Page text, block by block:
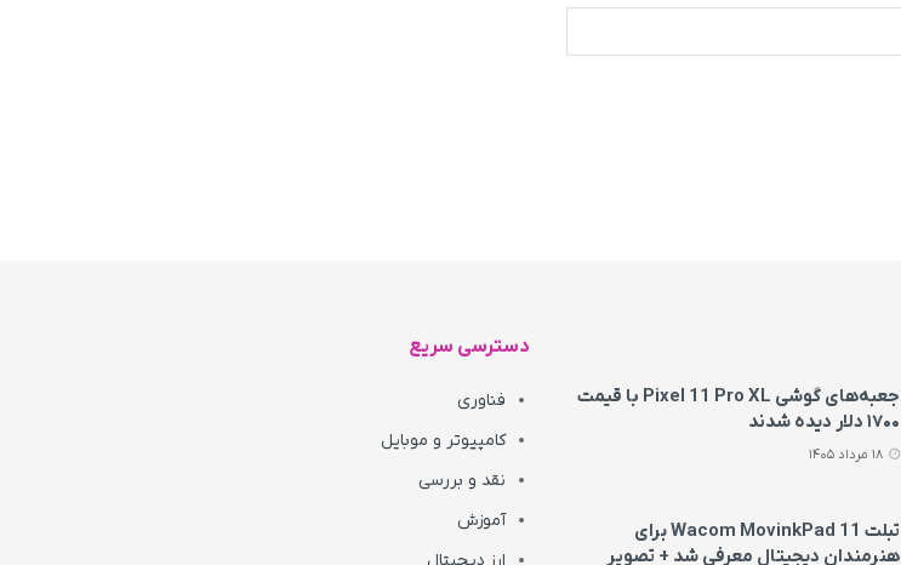
جعبه‌های گوشی Pixel 11 Pro XL با قیمت
۱۷۰۰ دلار دیده شدند
تبلت Wacom MovinkPad 11 برای
هنرمندان دیجیتال معرفی شد + تصویر
دسترسی سریع
فناوری
کامپیوتر و موبایل
نقد و بررسی
آموزش